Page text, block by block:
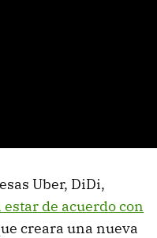
Uber, DiDi,
de acuerdo con
creara una nueva